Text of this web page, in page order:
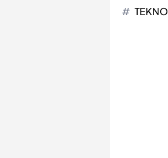
TEKNO